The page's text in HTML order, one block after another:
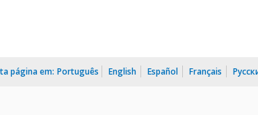
página em: Português English Español Français